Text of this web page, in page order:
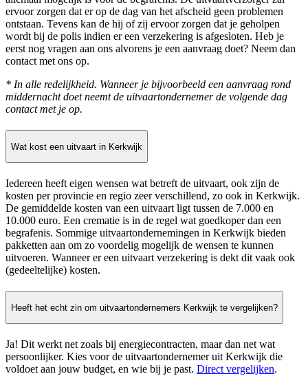
ervoor zorgen dat er op de dag van het afscheid geen problemen
ontstaan. Tevens kan de hij of zij ervoor zorgen dat je geholpen
wordt bij de polis indien er een verzekering is afgesloten. Heb je
eerst nog vragen aan ons alvorens je een aanvraag doet? Neem dan
contact met ons op.
* In alle redelijkheid. Wanneer je bijvoorbeeld een aanvraag rond
middernacht doet neemt de uitvaartondernemer de volgende dag
contact met je op.
Wat kost een uitvaart in Kerkwijk
Iedereen heeft eigen wensen wat betreft de uitvaart, ook zijn de
kosten per provincie en regio zeer verschillend, zo ook in Kerkwijk.
De gemiddelde kosten van een uitvaart ligt tussen de 7.000 en
10.000 euro. Een crematie is in de regel wat goedkoper dan een
begrafenis. Sommige uitvaartondernemingen in Kerkwijk bieden
pakketten aan om zo voordelig mogelijk de wensen te kunnen
uitvoeren. Wanneer er een uitvaart verzekering is dekt dit vaak ook
(gedeeltelijke) kosten.
Heeft het echt zin om uitvaartondernemers Kerkwijk te vergelijken?
Ja! Dit werkt net zoals bij energiecontracten, maar dan net wat
persoonlijker. Kies voor de uitvaartondernemer uit Kerkwijk die
voldoet aan jouw budget, en wie bij je past. Direct vergelijken.